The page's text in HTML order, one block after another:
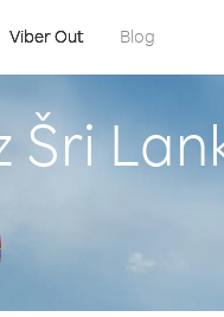
Viber Out Blog
Šri